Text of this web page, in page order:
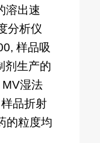
溶出速
分析仪
样品吸
剂生产的
湿法
品折射
的粒度均